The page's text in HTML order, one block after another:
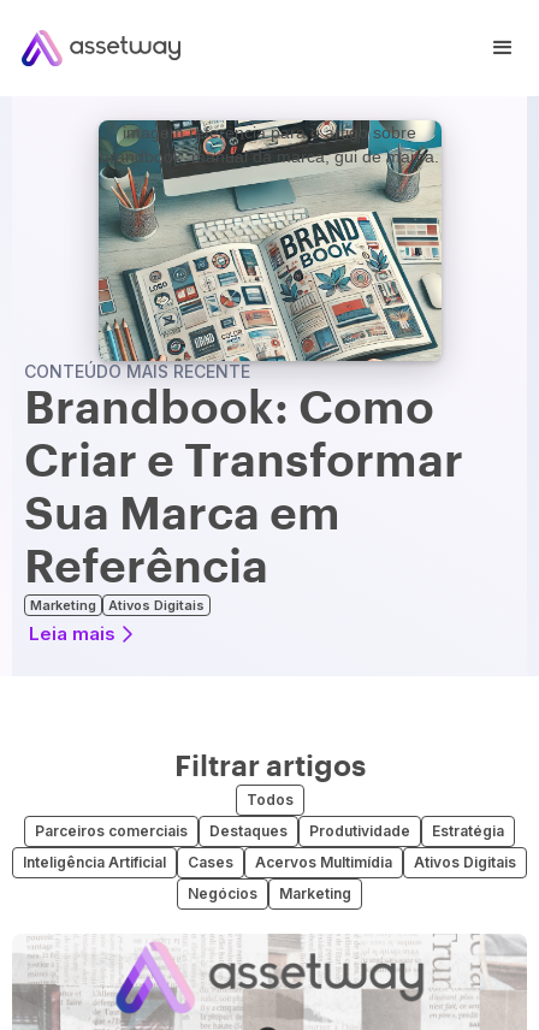
imagem referencia para o artigo sobre
brandbook, manual da marca, gui de marca.
CONTEÚDO MAIS RECENTE
Brandbook: Como
Criar e Transformar
Sua Marca em
Referência
Marketing Ativos Digitais
Leia mais
Filtrar artigos
Todos
Parceiros comerciais
Destaques Produtividade
Estratégia
Inteligência Artificial
Cases Acervos Multimídia
Ativos Digitais
Negócios
Marketing